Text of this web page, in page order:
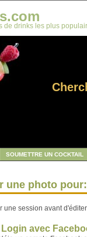
de drinks les plus
SOUMETTRE UN COCKTAIL
une photo
une session avant d'éditer
avec